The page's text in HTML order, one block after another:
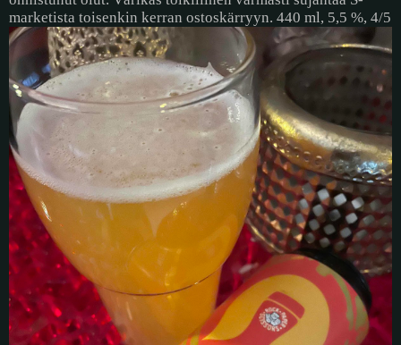
marketista toisenkin kerran ostoskärryyn. 440 ml, 5,5 %, 4/5